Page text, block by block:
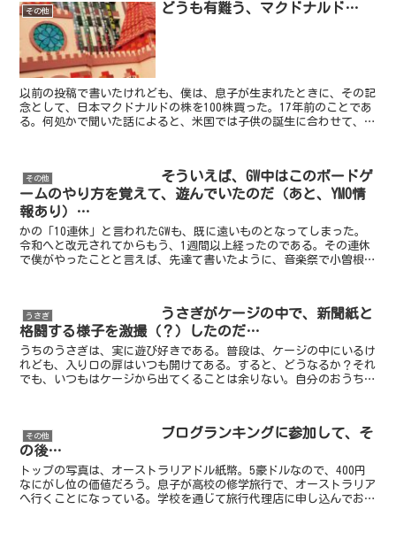
その他 どうも有難う、マクドナルド…
以前の投稿で書いたけれども、僕は、息子が生まれたときに、その記
念として、日本マクドナルドの株を100株買った。17年前のことであ
る。何処かで聞いた話によると、米国では子供の誕生に合わせて、子
その他
そういえば、GW中はこのボードゲ
ームのやり方を覚えて、遊んでいたのだ（あと、YMO情
報あり）…
かの「10連休」と言われたGWも、既に遠いものとなってしまった。
令和へと改元されてからもう、1週間以上経ったのである。その連休
で僕がやったことと言えば、先達て書いたように、音楽祭で小曽根真
うさぎ
うさぎがケージの中で、新聞紙と
格闘する様子を激撮（？）したのだ…
うちのうさぎは、実に遊び好きである。普段は、ケージの中にいるけ
れども、入り口の扉はいつも開けてある。すると、どうなるか？それ
でも、いつもはケージから出てくることは余りない。自分のおうちが
その他
ブログランキングに参加して、そ
の後…
トップの写真は、オーストラリアドル紙幣。5豪ドルなので、400円
なにがし位の価値だろう。息子が高校の修学旅行で、オーストラリア
へ行くことになっている。学校を通じて旅行代理店に申し込んでおい